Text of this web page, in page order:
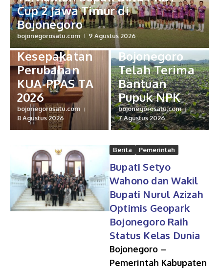
Cup 2 Jawa Timur di
Bojonegoro
bojonegorosatu.com 9 Agustus 2026
Bupati
Bojonegoro
Teken Nota
Kesepakatan
Perubahan
KUA-PPAS TA
2026
bojonegorosatu.com
8 Agustus 2026
Produksi,
Petani
Tembakau di
Bojonegoro
Telah Terima
Bantuan
Pupuk NPK
bojonegorosatu.com
7 Agustus 2026
Berita Pemerintah
Bupati Setyo
Wahono dan Wakil
Bupati Nurul Azizah
Optimis Geopark
Bojonegoro Raih
Status Kelas Dunia
Bojonegoro –
Pemerintah Kabupaten